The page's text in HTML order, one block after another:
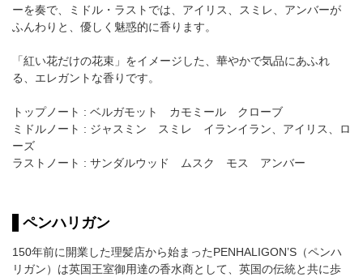
ーを奏で、ミドル・ラストでは、アイリス、スミレ、アンバーが
ふんわりと、優しく魅惑的に香ります。
「紅い花だけの花束」をイメージした、華やかで気品にあふれ
る、エレガントな香りです。
トップノート : ベルガモット カモミール クローブ
ミドルノート : ジャスミン スミレ イランイラン、アイリス、ロ
ーズ
ラストノート : サンダルウッド ムスク モス アンバー
ペンハリガン
150年前に開業した理髪店から始まったPENHALIGON’S（ペンハ
リガン）は英国王室御用達の香水商として、英国の伝統と共に歩